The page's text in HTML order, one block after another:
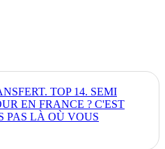
TOP 14. SEMI
EN FRANCE ? C'EST
PAS LÀ OÙ VOUS